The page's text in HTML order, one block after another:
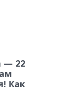
— 22
Как